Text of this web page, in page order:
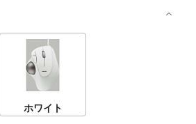
ホワイト